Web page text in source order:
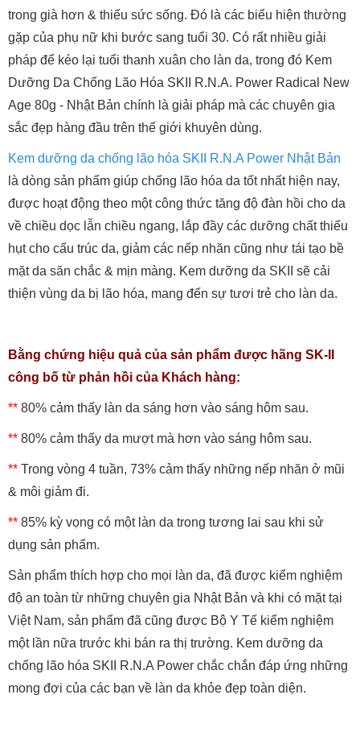
trong già hơn & thiếu sức sống. Đó là các biểu hiện thường
gặp của phụ nữ khi bước sang tuổi 30. Có rất nhiều giải
pháp để kéo lại tuổi thanh xuân cho làn da, trong đó Kem
Dưỡng Da Chống Lão Hóa SKII R.N.A. Power Radical New
Age 80g - Nhật Bản chính là giải pháp mà các chuyên gia
sắc đẹp hàng đầu trên thế giới khuyên dùng.
Kem dưỡng da chống lão hóa SKII R.N.A Power Nhật Bản
là dòng sản phẩm giúp chống lão hóa da tốt nhất hiện nay,
được hoạt động theo một công thức tăng độ đàn hồi cho da
về chiều dọc lẫn chiều ngang, lắp đầy các dưỡng chất thiếu
hụt cho cấu trúc da, giảm các nếp nhăn cũng như tái tạo bề
mặt da săn chắc & mịn màng. Kem dưỡng da SKII sẽ cải
thiện vùng da bị lão hóa, mang đến sự tươi trẻ cho làn da.
Bằng chứng hiệu quả của sản phẩm được hãng SK-II
công bố từ phản hồi của Khách hàng:
** 80% cảm thấy làn da sáng hơn vào sáng hôm sau.
** 80% cảm thấy da mượt mà hơn vào sáng hôm sau.
** Trong vòng 4 tuần, 73% cảm thấy những nếp nhăn ở mũi
& môi giảm đi.
** 85% kỳ vọng có một làn da trong tương lai sau khi sử
dụng sản phẩm.
Sản phẩm thích hợp cho mọi làn da, đã được kiểm nghiệm
độ an toàn từ những chuyên gia Nhật Bản và khi có mặt tại
Việt Nam, sản phẩm đã cũng được Bộ Y Tế kiểm nghiệm
một lần nữa trước khi bán ra thị trường. Kem dưỡng da
chống lão hóa SKII R.N.A Power chắc chắn đáp ứng những
mong đợi của các bạn về làn da khỏe đẹp toàn diện.